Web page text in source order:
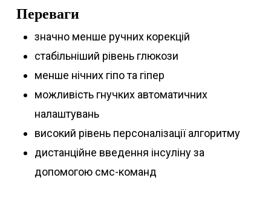
Переваги
значно менше ручних корекцій
стабільніший рівень глюкози
менше нічних гіпо та гіпер
можливість гнучких автоматичних
налаштувань
високий рівень персоналізації алгоритму
дистанційне введення інсуліну за
допомогою смс-команд